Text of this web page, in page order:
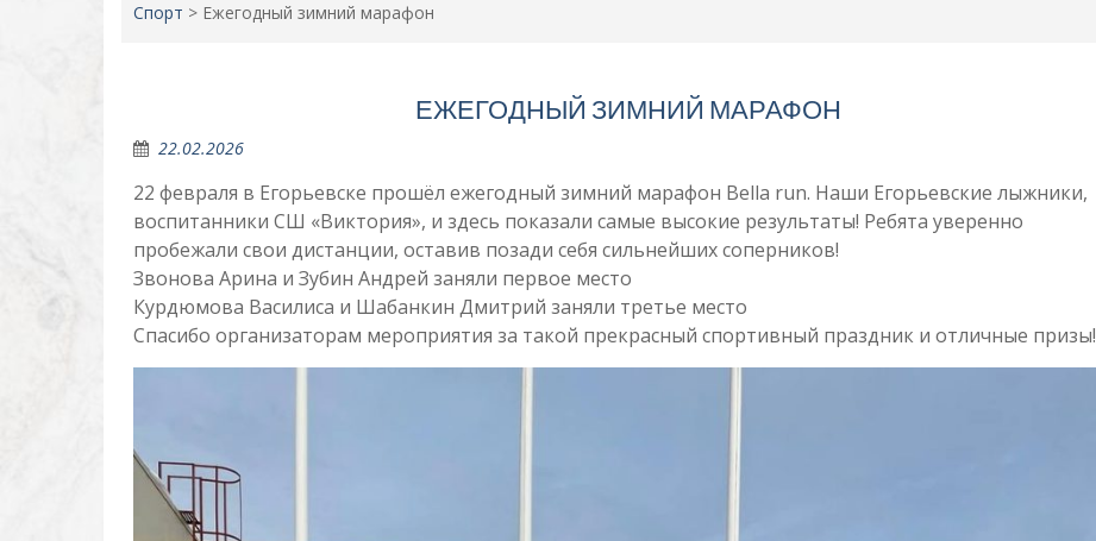
Спорт > Ежегодный зимний марафон
ЕЖЕГОДНЫЙ ЗИМНИЙ МАРАФОН
22.02.2026
22 февраля в Егорьевске прошёл ежегодный зимний марафон Bella run. Наши Егорьевские лыжники,
воспитанники СШ «Виктория», и здесь показали самые высокие результаты! Ребята уверенно
пробежали свои дистанции, оставив позади себя сильнейших соперников!
Звонова Арина и Зубин Андрей заняли первое место
Курдюмова Василиса и Шабанкин Дмитрий заняли третье место
Спасибо организаторам мероприятия за такой прекрасный спортивный праздник и отличные призы!